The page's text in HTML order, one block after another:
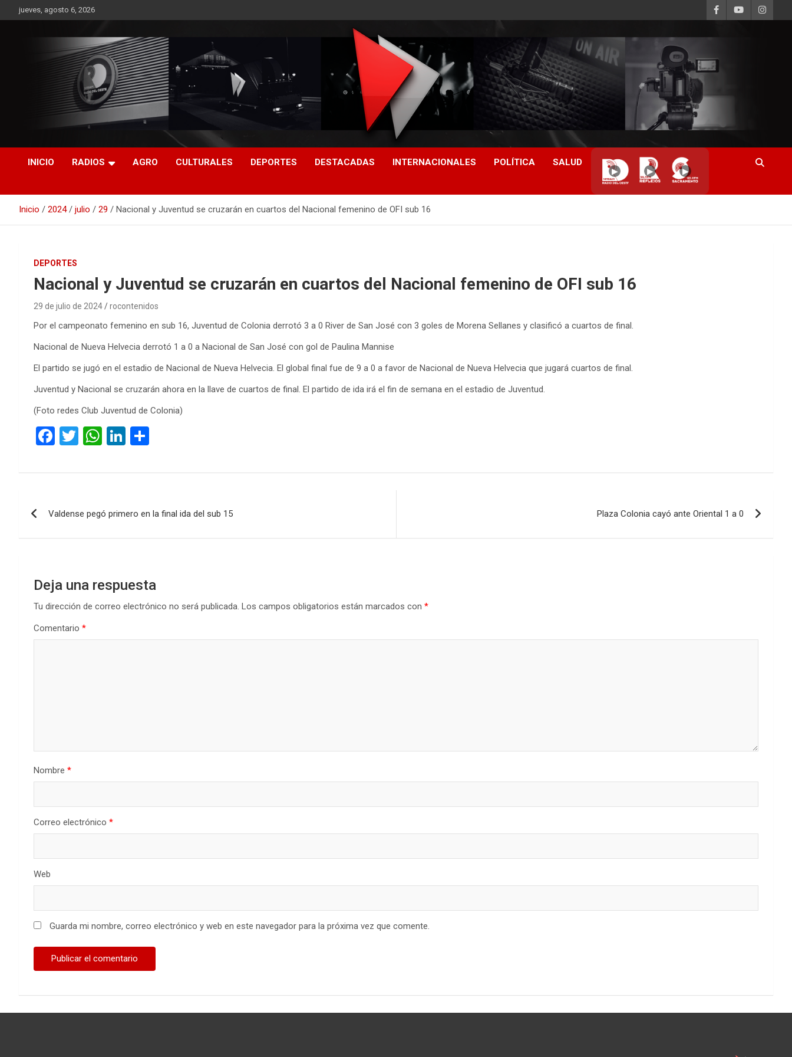
Saltar
al
jueves, agosto 6, 2026
RO CONTENIDOS
INICIO RADIOS AGRO CULTURALES DEPORTES DESTACADAS INTERNACIONALES POLÍTICA SALUD
▶ ▶ ▶
Inicio 2024 julio 29 Nacional y Juventud se cruzarán en cuartos del Nacional femenino de OFI sub 16
DEPORTES
Nacional y Juventud se cruzarán en cuartos del Nacional femenino de OFI sub 16
29 de julio de 2024 rocontenidos
Por el campeonato femenino en sub 16, Juventud de Colonia derrotó 3 a 0 River de San José con 3 goles de Morena Sellanes y clasificó a cuartos de final.
Nacional de Nueva Helvecia derrotó 1 a 0 a Nacional de San José con gol de Paulina Mannise
El partido se jugó en el estadio de Nacional de Nueva Helvecia. El global final fue de 9 a 0 a favor de Nacional de Nueva Helvecia que jugará cuartos de final.
Juventud y Nacional se cruzarán ahora en la llave de cuartos de final. El partido de ida irá el fin de semana en el estadio de Juventud.
(Foto redes Club Juventud de Colonia)
F
ce
o
T
tt
W
at
A
Li
ke
n
m
ar
Valdense pegó primero en la final ida del sub 15 Plaza Colonia cayó ante Oriental 1 a 0
Deja una respuesta
Tu dirección de correo electrónico no será publicada. Los campos obligatorios están marcados con *
Comentario *
Nombre *
Correo electrónico *
Web
Guarda mi nombre, correo electrónico y web en este navegador para la próxima vez que comente.